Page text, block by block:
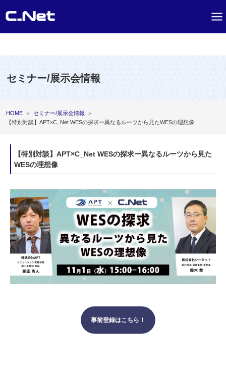
セミナー/展示会情報
HOME ＞ セミナー/展示会情報
＞
【特別対談】APT×C_Net WESの探求ー異なるルーツから見たWESの理想像
【特別対談】APT×C_Net WESの探求ー異なるルーツから見た
WESの理想像
事前登録はこちら！